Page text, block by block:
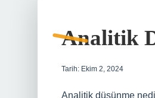
Analitik
Tarih: Ekim 2, 2024
Analitik düşünme